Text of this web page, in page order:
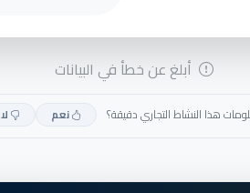
أبلغ عن خطأ في البيانات
هذا النشاط التجاري دقيقة؟ نعم لا